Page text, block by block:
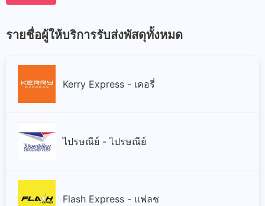
รายชื่อผู้ให้บริการรับส่งพัสดุทั้งหมด
Kerry Express - เคอรี่
ไปรษณีย์ - ไปรษณีย์
Flash Express - แฟลช